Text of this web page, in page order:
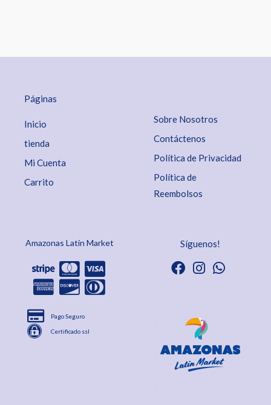
Páginas
Inicio
tienda
Mi Cuenta
Carrito
Sobre Nosotros
Contáctenos
Política de Privacidad
Política de
Reembolsos
Amazonas Latin Market
Pago Seguro
Certificado ssl
Síguenos!